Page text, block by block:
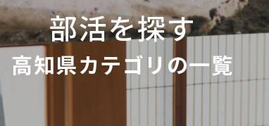
部活を探す
高知県カテゴリの一覧